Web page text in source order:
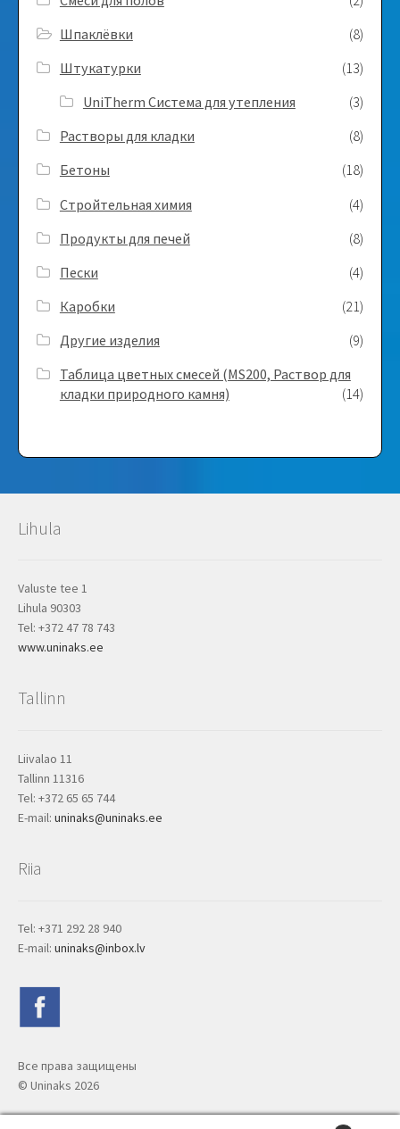
Шпаклёвки
(8)
Штукатурки
(13)
UniTherm Система для утепления
(3)
Растворы для кладки
(8)
Бетоны
(18)
Стройтельная химия
(4)
Продукты для печей
(8)
Пески
(4)
Каробки
(21)
Другие изделия
(9)
Таблица цветных смесей (MS200, Раствор для
кладки природного камня)
(14)
Lihula
Valuste tee 1
Lihula 90303
Tel: +372 47 78 743
www.uninaks.ee
Tallinn
Liivalao 11
Tallinn 11316
Tel: +372 65 65 744
E-mail: uninaks@uninaks.ee
Riia
Tel: +371 292 28 940
E-mail: uninaks@inbox.lv
Все права защищены
© Uninaks 2026